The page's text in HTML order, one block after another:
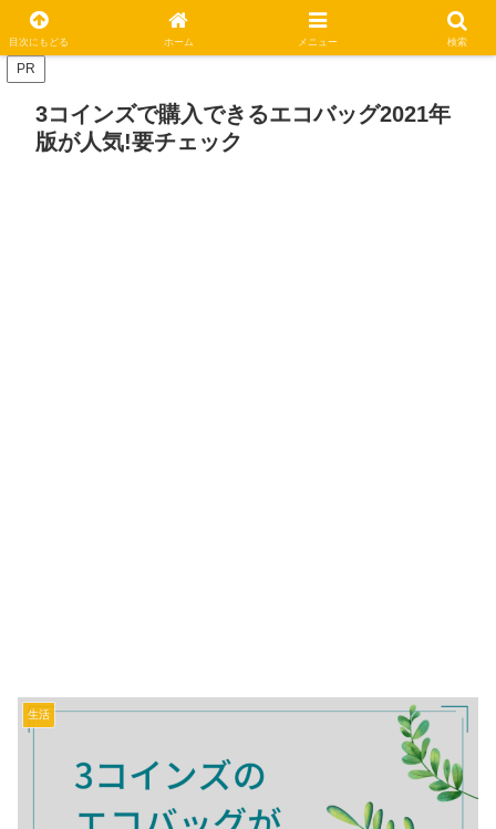
休日はステキな一日にしましょう
PR
3コインズで購入できるエコバッグ2021年
版が人気!要チェック
生活
目次にもどる ホーム メニュー 検索